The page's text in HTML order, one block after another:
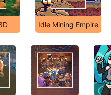
Idle Mining Empire